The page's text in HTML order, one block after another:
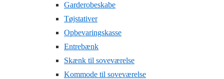
Garderobeskabe
Tøjstativer
Opbevaringskasse
Entrebænk
Skænk til soveværelse
Kommode til soveværelse